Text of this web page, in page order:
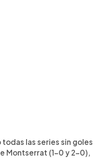
las series sin goles
Montserrat (1-0 y 2-0),